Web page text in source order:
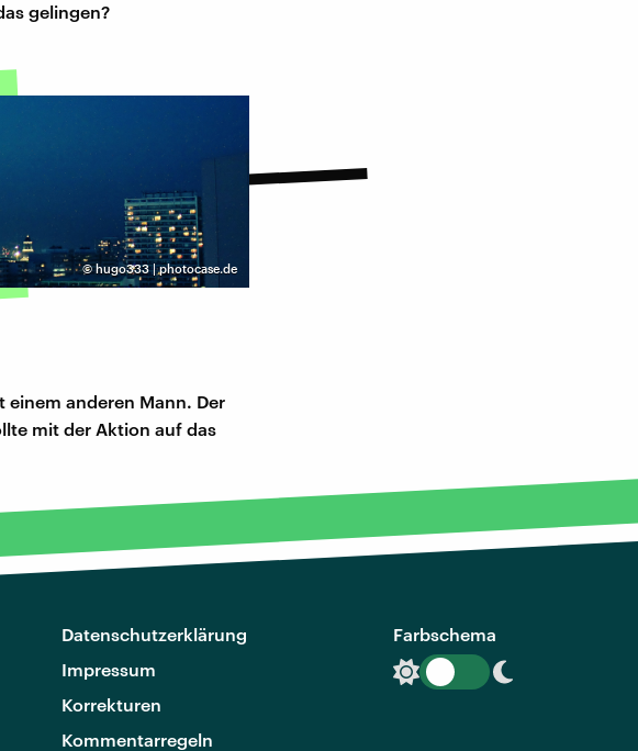
gelingen?
©hugo333 | photocase.de
einem anderen Mann. Der
mit der Aktion auf das
Datenschutzerklärung
Impressum
Korrekturen
Kommentarregeln
Farbschema